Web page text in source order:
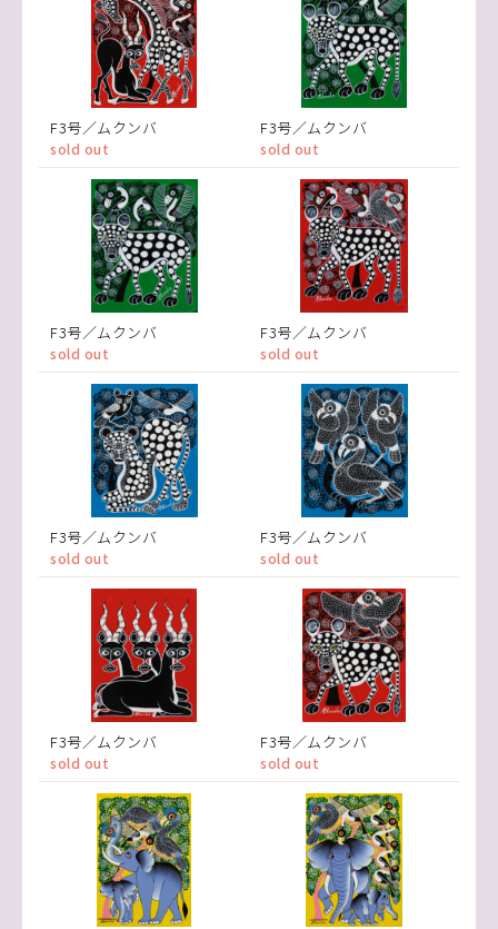
F3号／ムクンバ
sold out
F3号／ムクンバ
sold out
F3号／ムクンバ
sold out
F3号／ムクンバ
sold out
F3号／ムクンバ
sold out
F3号／ムクンバ
sold out
F3号／ムクンバ
sold out
F3号／ムクンバ
sold out